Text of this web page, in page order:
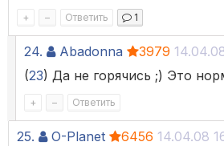
+ – Ответить 1
24. Abadonna 3979
(23) Да не горячись ;) Это
+ – Ответить
25. O-Planet 6456 14.04.08